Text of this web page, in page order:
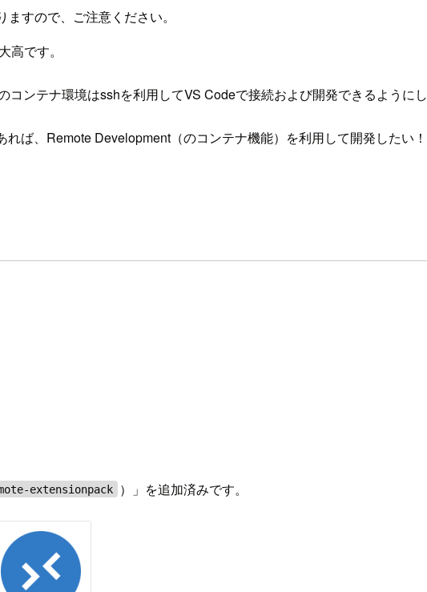
すので、ご注意ください。
です。
ンテナ環境はsshを利用してVS Codeで接続および開発できるようにし
ば、Remote Development（のコンテナ機能）を利用して開発したい
extensionpack ）」を追加済みです。